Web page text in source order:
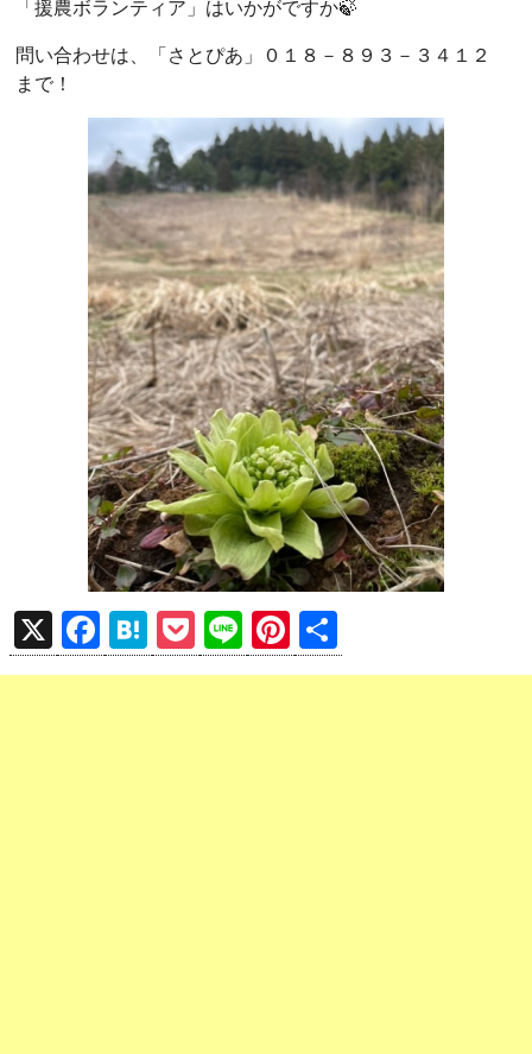
「援農ボランティア」はいかがですか🍃
問い合わせは、「さとぴあ」０１８－８９３－３４１２
まで！
X
F
a
H
at
P
o
Li
n
Pi
nt 有